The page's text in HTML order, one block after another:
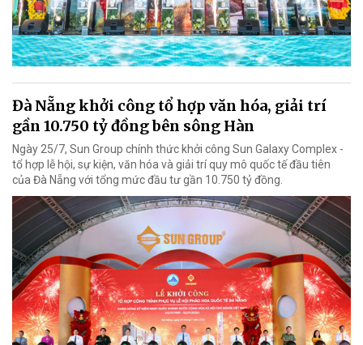
Đà Nẵng khởi công tổ hợp văn hóa, giải trí
gần 10.750 tỷ đồng bên sông Hàn
Ngày 25/7, Sun Group chính thức khởi công Sun Galaxy Complex -
tổ hợp lễ hội, sự kiện, văn hóa và giải trí quy mô quốc tế đầu tiên
của Đà Nẵng với tổng mức đầu tư gần 10.750 tỷ đồng.